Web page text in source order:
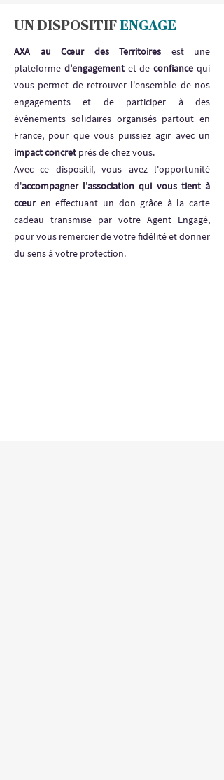
UN DISPOSITIF ENGAGE
AXA au Cœur des Territoires est une
plateforme d'engagementet deconfiance qui
vous permet de retrouver l'ensemble de nos
engagements et de participer à des
évènements solidaires organisés partout en
France, pour que vous puissiez agir avec un
impact concret près de chez vous.
Avec ce dispositif, vous avez l'opportunité
d'accompagner l'association qui vous tient à
cœuren effectuant un don grâce à la carte
cadeau transmise par votre Agent Engagé,
pour vous remercier de votre fidélité et donner
du sens à votre protection.